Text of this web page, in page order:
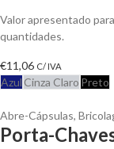
Valor apresentado
quantidades.
€11,06 C/ IVA
Azul Cinza Claro Preto
Abre-Cápsulas,
Porta-